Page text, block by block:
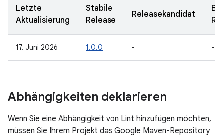
Letzte
Aktualisierung
Stabile
Release
Releasekandidat
17. Juni 2026 1.0.0 - -
Abhängigkeiten deklarieren
Wenn Sie eine Abhängigkeit von Lint hinzufügen möchten,
müssen Sie Ihrem Projekt das Google Maven-Repository